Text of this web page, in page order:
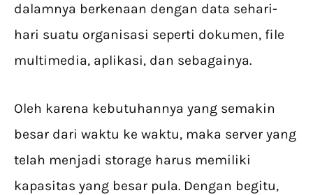
dalamnya berkenaan dengan data sehari-
hari suatu organisasi seperti dokumen, file
multimedia, aplikasi, dan sebagainya.
Oleh karena kebutuhannya yang semakin
besar dari waktu ke waktu, maka server yang
telah menjadi storage harus memiliki
kapasitas yang besar pula. Dengan begitu,